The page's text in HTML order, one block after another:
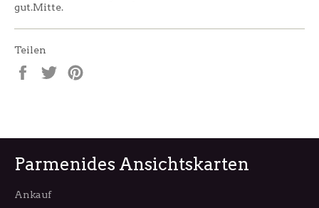
gut.Mitte.
Teilen
Auf
Facebook
Auf
Twitter
Parmenides Ansichtskarten
Ankauf